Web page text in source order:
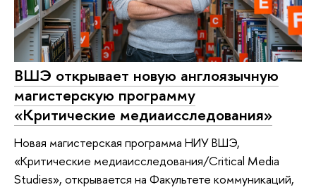
ВШЭ открывает новую англоязычную
магистерскую программу
«Критические медиаисследования»
Новая магистерская программа НИУ ВШЭ,
«Критические медиаисследования/Critical Media
Studies», открывается на Факультете коммуникаций,